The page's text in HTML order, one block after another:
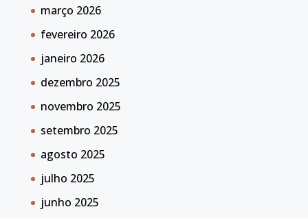
março 2026
fevereiro 2026
janeiro 2026
dezembro 2025
novembro 2025
setembro 2025
agosto 2025
julho 2025
junho 2025